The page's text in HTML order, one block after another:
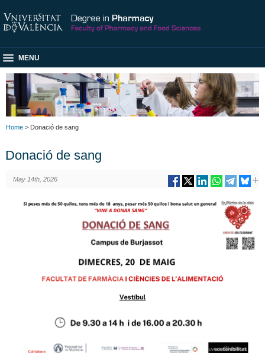
MENU
Home > Donació de sang
Donació de sang
May 14th, 2026